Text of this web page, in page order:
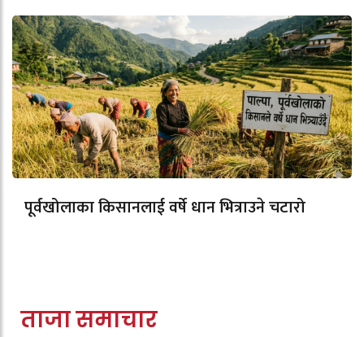
पूर्वखोलाका किसानलाई वर्षे धान भित्राउने चटारो
ताजा समाचार